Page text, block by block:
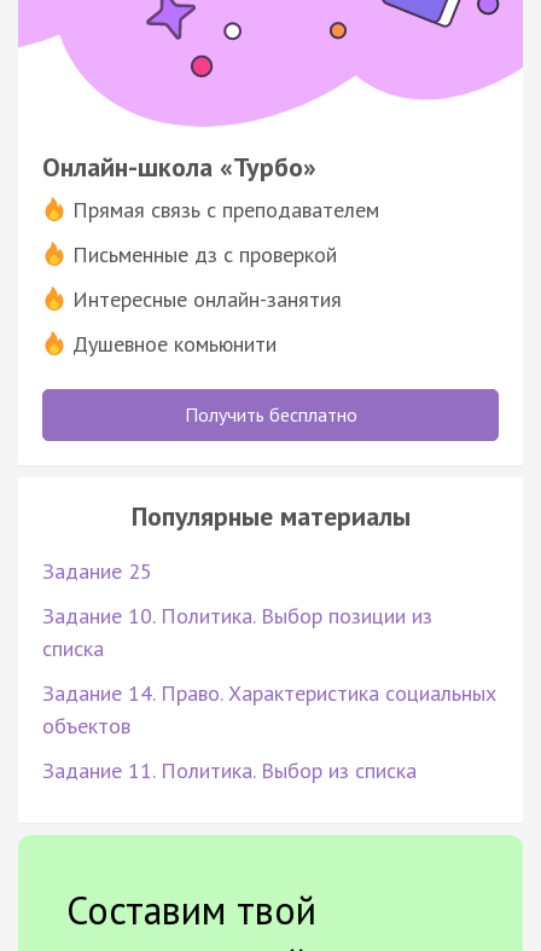
Онлайн-школа «Турбо»
Прямая связь с преподавателем
Письменные дз с проверкой
Интересные онлайн-занятия
Душевное комьюнити
Получить бесплатно
Популярные материалы
Задание 25
Задание 10. Политика. Выбор позиции из
списка
Задание 14. Право. Характеристика социальных
объектов
Задание 11. Политика. Выбор из списка
Составим твой